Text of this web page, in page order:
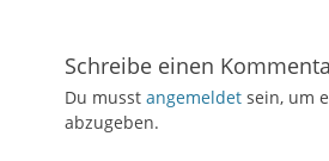
Schreibe einen
Du musst angemeldet sein, um
abzugeben.